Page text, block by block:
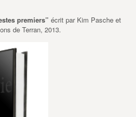
premiers” écrit par Kim Pasche et
de Terran, 2013.